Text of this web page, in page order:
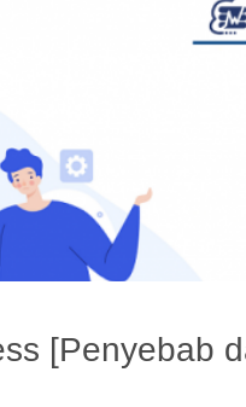
[Penyebab